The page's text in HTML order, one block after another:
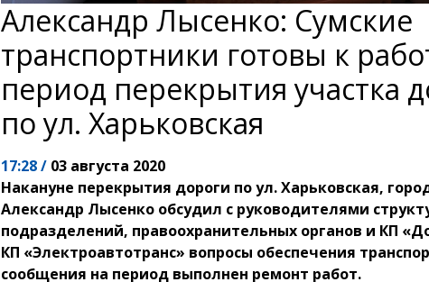
Александр Лысенко: Сумские
транспортники готовы к
период перекрытия участка
по ул. Харьковская
17:28 / 03 августа 2020
Накануне перекрытия дороги по ул. Харьковская,
Александр Лысенко обсудил с руководителями
подразделений, правоохранительных органов и КП
КП «Электроавтотранс» вопросы обеспечения
сообщения на период выполнен ремонт работ.